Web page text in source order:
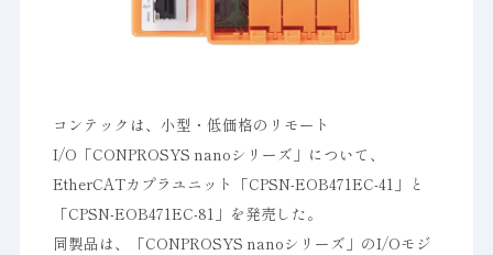
コンテックは、小型・低価格のリモート
I/O「CONPROSYS nanoシリーズ」について、
EtherCATカプラユニット「CPSN-EOB471EC-41」と
「CPSN-EOB471EC-81」を発売した。
同製品は、「CONPROSYS nanoシリーズ」のI/Oモジ